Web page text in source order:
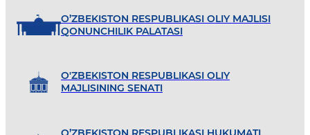
O’ZBEKISTON RESPUBLIKASI OLIY MAJLISI
QONUNCHILIK PALATASI
O'ZBEKISTON RESPUBLIKASI OLIY
MAJLISINING SENATI